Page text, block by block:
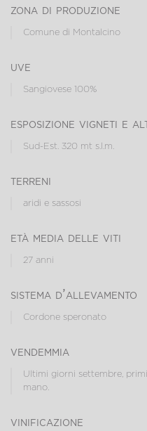
zona di produzione
Comune di Montalcino
uve
Sangiovese 100%
esposizione vigneti e
Sud-Est. 320 mt s.l.m.
terreni
aridi e sassosi
età media delle viti
27 anni
sistema d’allevamento
Cordone speronato
vendemmia
Ultimi giorni settembre,
mano.
vinificazione